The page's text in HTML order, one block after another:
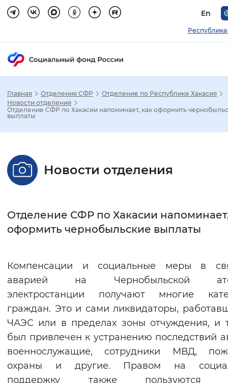
En
Республика
Стандартный Увеличенный
Без засечек С засечками
Нормальный Увеличенный
Цвет сайта
Монохромный Инверсивный
Синий фон
Изображения
Главная Отделения СФР
Отделение по Республике Хакасия
Новости отделения
Отделение СФР по Хакасии напоминает, как оформить
выплаты
Новости отделения
Отделение СФР по Хакасии
оформить чернобыльские выплаты
Компенсации и социальные меры в
аварией на Чернобыльской
электростанции получают многие
граждан. Это и сами ликвидаторы,
ЧАЭС или в пределах зоны отчуждения, и
был привлечен к устранению последствий
военнослужащие, сотрудники МВД,
охраны и другие. Правом на
поддержку также пользуются